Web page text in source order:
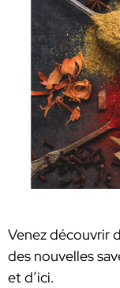
Venez découvrir
des nouvelles
et d’ici.